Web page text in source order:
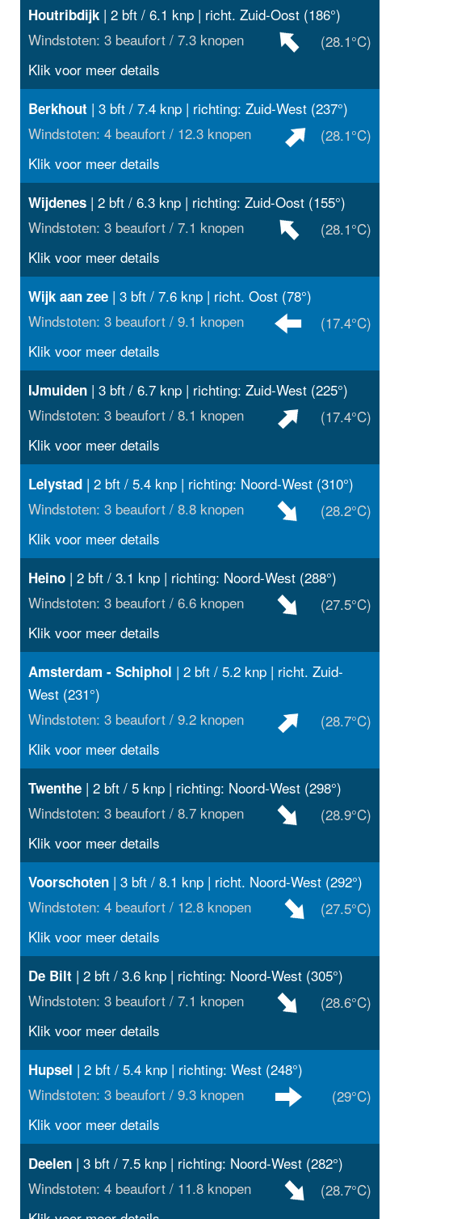
Houtribdijk| 2 bft / 6.1 knp | richt. Zuid-Oost (186°)
Windstoten: 3 beaufort / 7.3 knopen
(28.1°C)
Klik voor meer details
Berkhout| 3 bft / 7.4 knp | richting: Zuid-West (237°)
Windstoten: 4 beaufort / 12.3 knopen
(28.1°C)
Klik voor meer details
Wijdenes| 2 bft / 6.3 knp | richting: Zuid-Oost (155°)
Windstoten: 3 beaufort / 7.1 knopen
(28.1°C)
Klik voor meer details
Wijk aan zee| 3 bft / 7.6 knp | richt. Oost (78°)
Windstoten: 3 beaufort / 9.1 knopen
(17.4°C)
Klik voor meer details
IJmuiden| 3 bft / 6.7 knp | richting: Zuid-West (225°)
Windstoten: 3 beaufort / 8.1 knopen
(17.4°C)
Klik voor meer details
Lelystad| 2 bft / 5.4 knp | richting: Noord-West (310°)
Windstoten: 3 beaufort / 8.8 knopen
(28.2°C)
Klik voor meer details
Heino| 2 bft / 3.1 knp | richting: Noord-West (288°)
Windstoten: 3 beaufort / 6.6 knopen
(27.5°C)
Klik voor meer details
Amsterdam - Schiphol | 2 bft / 5.2 knp | richt. Zuid-
West (231°)
Windstoten: 3 beaufort / 9.2 knopen
(28.7°C)
Klik voor meer details
Twenthe| 2 bft / 5 knp | richting: Noord-West (298°)
Windstoten: 3 beaufort / 8.7 knopen
(28.9°C)
Klik voor meer details
Voorschoten| 3 bft / 8.1 knp | richt. Noord-West (292°)
Windstoten: 4 beaufort / 12.8 knopen
(27.5°C)
Klik voor meer details
De Bilt| 2 bft / 3.6 knp | richting: Noord-West (305°)
Windstoten: 3 beaufort / 7.1 knopen
(28.6°C)
Klik voor meer details
Hupsel | 2 bft / 5.4 knp | richting: West (248°)
Windstoten: 3 beaufort / 9.3 knopen
(29°C)
Klik voor meer details
Deelen| 3 bft / 7.5 knp | richting: Noord-West (282°)
Windstoten: 4 beaufort / 11.8 knopen
(28.7°C)